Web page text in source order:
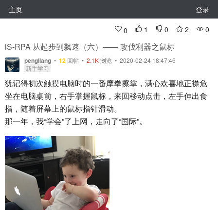
主页 登录
0 1 0 2 0
iS-RPA 从起步到飙速（六）—— 攻伐利器之鼠标
pengliang • 12 回帖 • 2.1K浏览 • 2020-02-24 18:47:46
新手学习
犹记得初次触摸电脑时的一番摩拳擦掌，满心欢喜地正襟危
坐在电脑桌前，右手掌握鼠标，来回移动点击，左手伸出食
指，随着屏幕上的鼠标指针滑动。
那一年，我“学会”了上网，走向了“国际”。